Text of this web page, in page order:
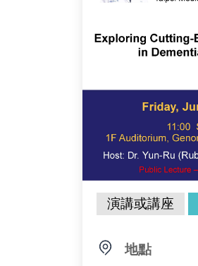
演講或講座
地點